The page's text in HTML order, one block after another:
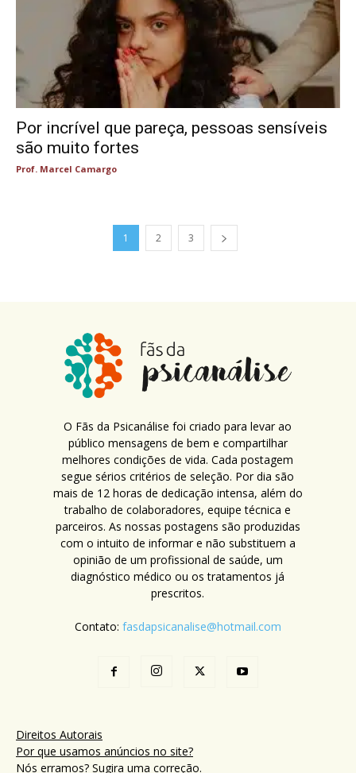
Por incrível que pareça, pessoas sensíveis
são muito fortes
Prof. Marcel Camargo
1 2 3
O Fãs da Psicanálise foi criado para levar ao
público mensagens de bem e compartilhar
melhores condições de vida. Cada postagem
segue sérios critérios de seleção. Por dia são
mais de 12 horas de dedicação intensa, além do
trabalho de colaboradores, equipe técnica e
parceiros. As nossas postagens são produzidas
com o intuito de informar e não substituem a
opinião de um profissional de saúde, um
diagnóstico médico ou os tratamentos já
prescritos.
Contato: fasdapsicanalise@hotmail.com
Direitos Autorais
Por que usamos anúncios no site?
Nós erramos? Sugira uma correção.